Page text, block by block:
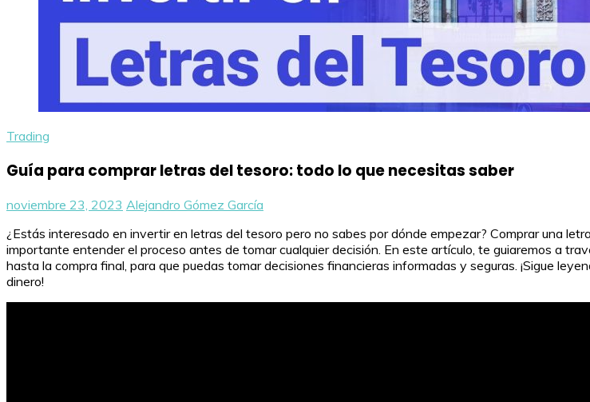
Trading
Guía para comprar letras del tesoro: todo lo que necesitas saber
noviembre 23, 2023 Alejandro Gómez García
¿Estás interesado en invertir en letras del tesoro pero no sabes por dónde empezar? Comprar una
importante entender el proceso antes de tomar cualquier decisión. En este artículo, te guiaremos a
hasta la compra final, para que puedas tomar decisiones financieras informadas y seguras. ¡Sigue
dinero!